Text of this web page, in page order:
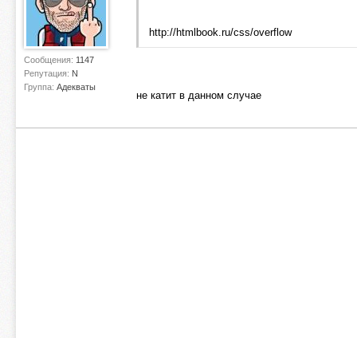
Сообщения: 1147
Репутация: N
Группа: Адекваты
http://htmlbook.ru/css/overflow
не катит в данном случае